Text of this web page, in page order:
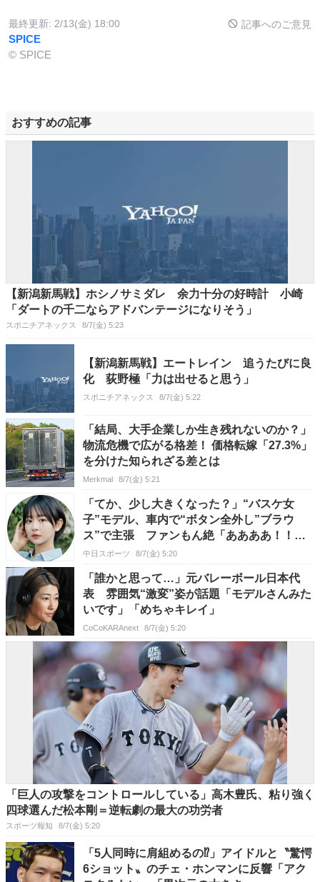
最終更新: 2/13(金) 18:00 記事へのご意見
SPICE
© SPICE
おすすめの記事
【新潟新馬戦】ホシノサミダレ 余力十分の好時計 小崎
「ダートの千二ならアドバンテージになりそう」
スポニチアネックス 8/7(金) 5:23
【新潟新馬戦】エートレイン 追うたびに良
化 荻野極「力は出せると思う」
スポニチアネックス 8/7(金) 5:22
「結局、大手企業しか生き残れないのか？」
物流危機で広がる格差！ 価格転嫁「27.3%」
を分けた知られざる差とは
Merkmal 8/7(金) 5:21
「てか、少し大きくなった？」“バスケ女
子”モデル、車内で“ボタン全外し”ブラウ
ス”で主張 ファンもん絶「ああああ！！」
「ボリュームもあっていい！！」
中日スポーツ 8/7(金) 5:20
「誰かと思って…」元バレーボール日本代
表 雰囲気“激変”姿が話題「モデルさんみた
いです」「めちゃキレイ」
CoCoKARAnext 8/7(金) 5:20
「巨人の攻撃をコントロールしている」高木豊氏、粘り強く
四球選んだ松本剛＝逆転劇の最大の功労者
スポーツ報知 8/7(金) 5:20
「5人同時に肩組めるの⁉」アイドルと〝驚愕
6ショット〟のチェ・ホンマンに反響「アク